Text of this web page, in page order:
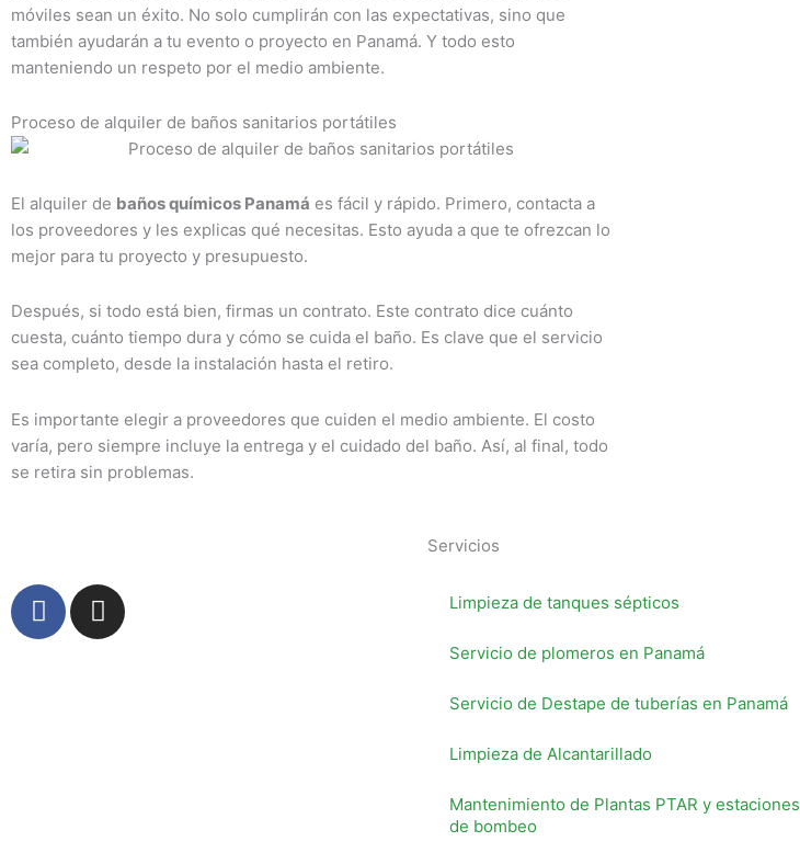
móviles sean un éxito. No solo cumplirán con las expectativas, sino que
también ayudarán a tu evento o proyecto en Panamá. Y todo esto
manteniendo un respeto por el medio ambiente.
Proceso de alquiler de baños sanitarios portátiles
El alquiler de baños químicos Panamá es fácil y rápido. Primero, contacta a
los proveedores y les explicas qué necesitas. Esto ayuda a que te ofrezcan lo
mejor para tu proyecto y presupuesto.
Después, si todo está bien, firmas un contrato. Este contrato dice cuánto
cuesta, cuánto tiempo dura y cómo se cuida el baño. Es clave que el servicio
sea completo, desde la instalación hasta el retiro.
Es importante elegir a proveedores que cuiden el medio ambiente. El costo
varía, pero siempre incluye la entrega y el cuidado del baño. Así, al final, todo
se retira sin problemas.
F
a
I
n
Servicios
Limpieza de tanques sépticos
Servicio de plomeros en Panamá
Servicio de Destape de tuberías en Panamá
Limpieza de Alcantarillado
Mantenimiento de Plantas PTAR y estaciones
de bombeo